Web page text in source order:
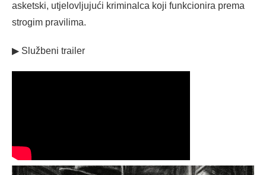
asketski, utjelovljujući kriminalca koji funkcionira prema
strogim pravilima.
▶ Službeni trailer